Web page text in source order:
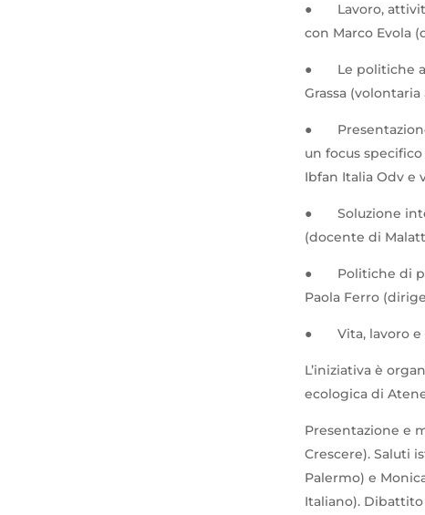
●
Lavoro,
con Marco Evola
●
Le politiche
Grassa
●
un focus
Ibfan Italia Odv e
●
Soluzione
(docente di
●
Politiche di
Paola Ferro
● Vita, lavoro
L’iniziativa è
ecologica di
Presentazione e
Crescere). Saluti
Palermo) e
Italiano).